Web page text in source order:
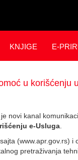
KNJIGE E-
u korišćenju
novi kanal
e-Usluga
(www.apr.gov.rs)
pretraživanja